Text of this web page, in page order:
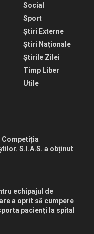
Social
Sport
Știri Externe
Știri Naționale
Știrile Zilei
Timp Liber
Utile
Competiția
S.I.A.S. a obținut
echipajul de
a oprit să cumpere
pacienți la spital